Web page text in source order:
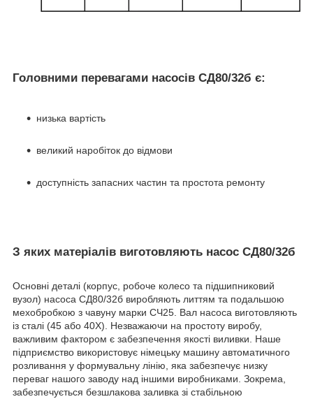
Головними перевагами насосів СД80/32б є:
низька вартість
великий наробіток до відмови
доступність запасних частин та простота ремонту
З яких матеріалів виготовляють насос СД80/32б
Основні деталі (корпус, робоче колесо та підшипниковий
вузол) насоса СД80/32б виробляють литтям та подальшою
мехобробкою з чавуну марки СЧ25. Вал насоса виготовляють
із сталі (45 або 40Х). Незважаючи на простоту виробу,
важливим фактором є забезпечення якості виливки. Наше
підприємство використовує німецьку машину автоматичного
розливання у формувальну лінію, яка забезпечує низку
переваг нашого заводу над іншими виробниками. Зокрема,
забезпечується безшлакова заливка зі стабільною